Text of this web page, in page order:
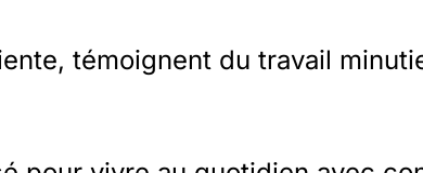
témoignent du travail